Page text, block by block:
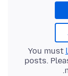
You must
posts.